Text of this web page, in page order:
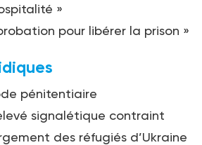
»
pour libérer la prison »
pénitentiaire
signalétique contraint
des réfugiés d’Ukraine